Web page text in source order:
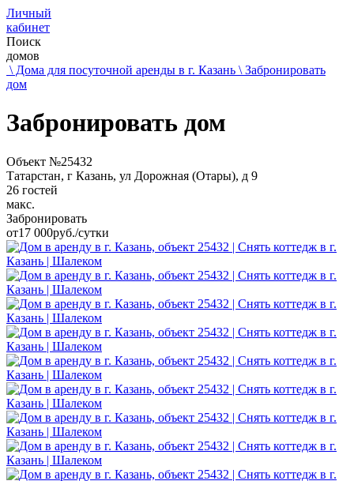
Личный
кабинет
Поиск
домов
\ Дома для посуточной аренды в г. Казань \ Забронировать
дом
Забронировать дом
Объект №25432
Татарстан, г Казань, ул Дорожная (Отары), д 9
26 гостей
макс.
Забронировать
от17 000руб./сутки